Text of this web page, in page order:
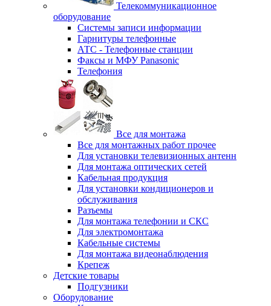
Телекоммуникационное
оборудование
Системы записи информации
Гарнитуры телефонные
АТС - Телефонные станции
Факсы и МФУ Panasonic
Телефония
Все для монтажа
Все для монтажных работ прочее
Для установки телевизионных антенн
Для монтажа оптических сетей
Кабельная продукция
Для установки кондиционеров и
обслуживания
Разъемы
Для монтажа телефонии и СКС
Для электромонтажа
Кабельные системы
Для монтажа видеонаблюдения
Крепеж
Детские товары
Подгузники
Оборудование